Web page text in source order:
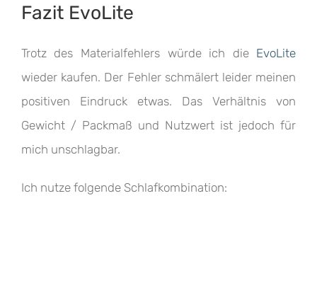
Fazit EvoLite
Trotz des Materialfehlers würde ich die EvoLite
wieder kaufen. Der Fehler schmälert leider meinen
positiven Eindruck etwas. Das Verhältnis von
Gewicht / Packmaß und Nutzwert ist jedoch für
mich unschlagbar.
Ich nutze folgende Schlafkombination: